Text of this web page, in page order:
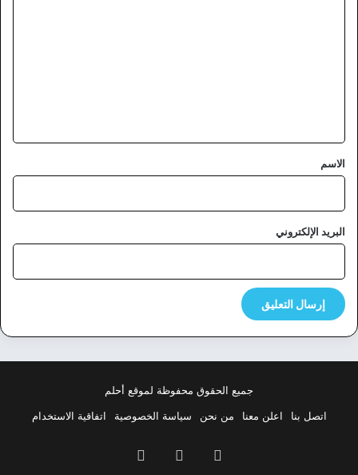
*
الاسم
البريد الإلكتروني
جميع الحقوق محفوظة لموقع أحلم
اتصل بنا
اعلن معنا من نحن سياسة الخصوصية اتفاقية الاستخدام
فيسبوك